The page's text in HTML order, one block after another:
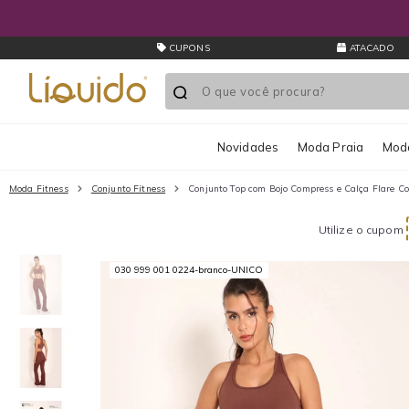
CUPONS ATACADO
Novidades Moda Praia
Moda Fitness Conjunto Fitness Conjunto Top com Bojo Compress e Calça Flare
Utilize o cupom
030 999 001 0224-branco-UNICO